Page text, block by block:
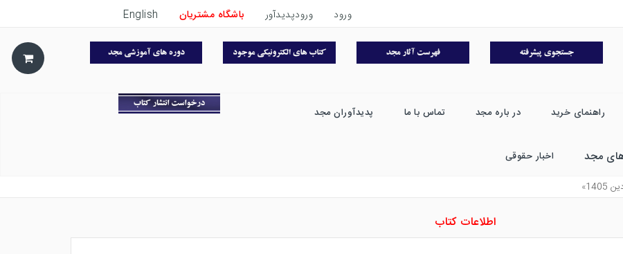
ورود ورودپدیدآور باشگاه مشتریان English
راهنمای خرید در باره مجد تماس با ما پدیدآوران مجد
مجد اخبار حقوقی
اطلاعات کتاب